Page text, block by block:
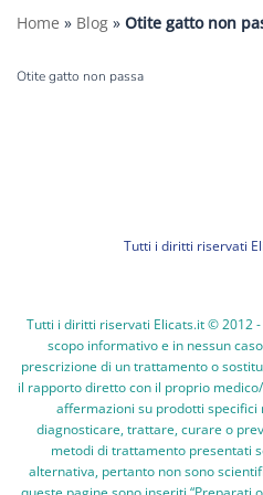
Home » Blog » Otite gatto non
Otite gatto non passa
Tutti i diritti riservati
Tutti i diritti riservati Elicats.it © 2012
scopo informativo e in nessun
prescrizione di un trattamento o
il rapporto diretto con il proprio
affermazioni su prodotti specifici
diagnosticare, trattare, curare o
metodi di trattamento presentati
alternativa, pertanto non sono